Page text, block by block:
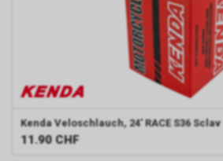
Kenda Veloschlauch, 24' RACE S36 Sclav
11.90 CHF